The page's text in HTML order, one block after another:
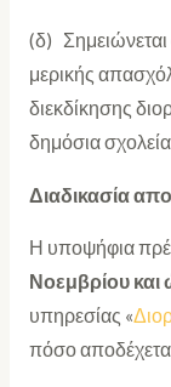
(δ)
μερικής
διεκδίκησης
δημόσια
Διαδικασία
Η υποψήφια
Νοεμβρίου και
υπηρεσίας «
πόσο